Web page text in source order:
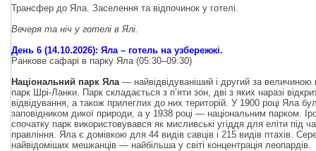
Трансфер до Яла. Заселення та відпочинок у готелі.
Вечеря та ніч у готелі в Ялі.
День 6 (14.10.2026): Яла – готель на узбережжі.
Ранкове сафарі в парку Яла (05:30–09:30)
Національний парк Яла — найвідвідуваніший і другий за величиною
парк Шрі-Ланки. Парк складається з п’яти зон, дві з яких наразі
відвідування, а також прилеглих до них територій. У 1900 році Яла
заповідником дикої природи, а у 1938 році — національним парком.
спочатку парк використовувався як мисливські угіддя для еліти під
правління. Яла є домівкою для 44 видів савців і 215 видів птахів.
найвідоміших мешканців — найбільша у світі концентрація леопардів.